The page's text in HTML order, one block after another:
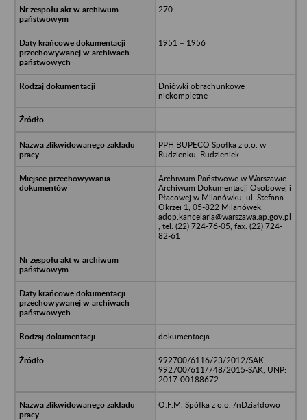
270
1951 – 1956
Dniówki obrachunkowe
niekompletne
PPH BUPECO Spółka z o.o. w
Rudzienku, Rudzieniek
Archiwum Państwowe w Warszawie -
Archiwum Dokumentacji Osobowej i
Płacowej w Milanówku, ul. Stefana
Okrzei 1, 05-822 Milanówek,
adop.kancelaria@warszawa.ap.gov.pl
, tel. (22) 724-76-05, fax. (22) 724-
82-61
dokumentacja
992700/6116/23/2012/SAK;
992700/611/748/2015-SAK, UNP:
2017-00188672
O.F.M. Spółka z o.o. /nDziałdowo